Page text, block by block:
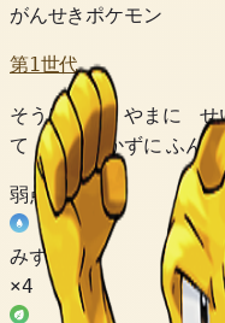
がんせきポケモン
第1世代
そうげんや やまに せ
て きがつかずに ふん
弱点
みず
×4